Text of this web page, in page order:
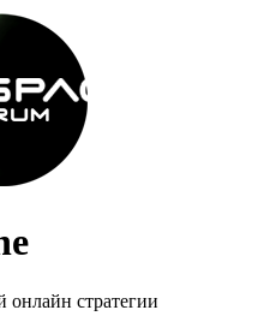
онлайн стратегии